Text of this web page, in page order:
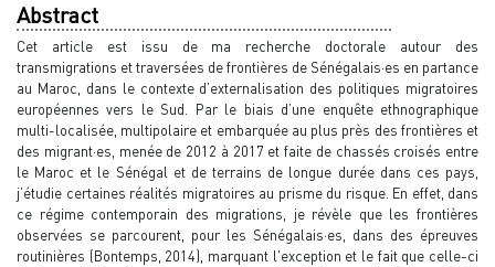
Abstract
Cet article est issu de ma recherche doctorale autour des
transmigrations et traversées de frontières de Sénégalais·es en partance
au Maroc, dans le contexte d’externalisation des politiques migratoires
européennes vers le Sud. Par le biais d’une enquête ethnographique
multi-localisée, multipolaire et embarquée au plus près des frontières et
des migrant·es, menée de 2012 à 2017 et faite de chassés croisés entre
le Maroc et le Sénégal et de terrains de longue durée dans ces pays,
j’étudie certaines réalités migratoires au prisme du risque. En effet, dans
ce régime contemporain des migrations, je révèle que les frontières
observées se parcourent, pour les Sénégalais·es, dans des épreuves
routinières (Bontemps, 2014), marquant l'exception et le fait que celle-ci